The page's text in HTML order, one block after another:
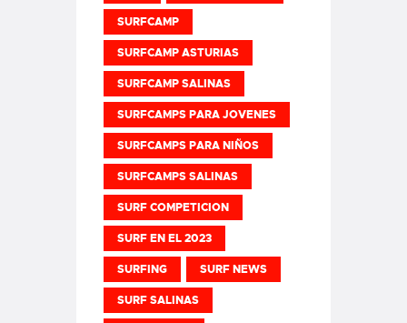
SURFCAMP
SURFCAMP ASTURIAS
SURFCAMP SALINAS
SURFCAMPS PARA JOVENES
SURFCAMPS PARA NIÑOS
SURFCAMPS SALINAS
SURF COMPETICION
SURF EN EL 2023
SURFING SURF NEWS
SURF SALINAS